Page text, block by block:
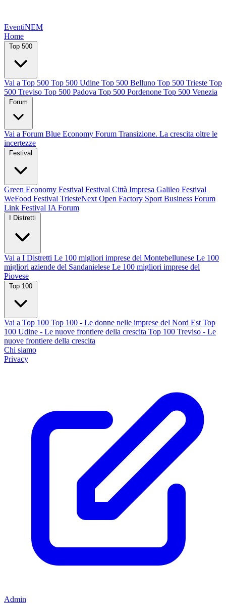
EventiNEM
Home
Top 500
Vai a Top 500 Top 500 Udine Top 500 Belluno Top 500 Trieste Top
500 Treviso Top 500 Padova Top 500 Pordenone Top 500 Venezia
Forum
Vai a Forum Blue Economy Forum Transizione. La crescita oltre le
incertezze
Festival
Green Economy Festival Festival Città Impresa Galileo Festival
WeFood Festival TriesteNext Open Factory Sport Business Forum
Link Festival IA Forum
I Distretti
Vai a I Distretti Le 100 migliori imprese del Montebellunese Le 100
migliori aziende del Sandanielese Le 100 migliori imprese del
Piovese
Top 100
Vai a Top 100 Top 100 - Le donne nelle imprese del Nord Est Top
100 Udine - Le nuove frontiere della crescita Top 100 Treviso - Le
nuove frontiere della crescita
Chi siamo
Privacy
Admin